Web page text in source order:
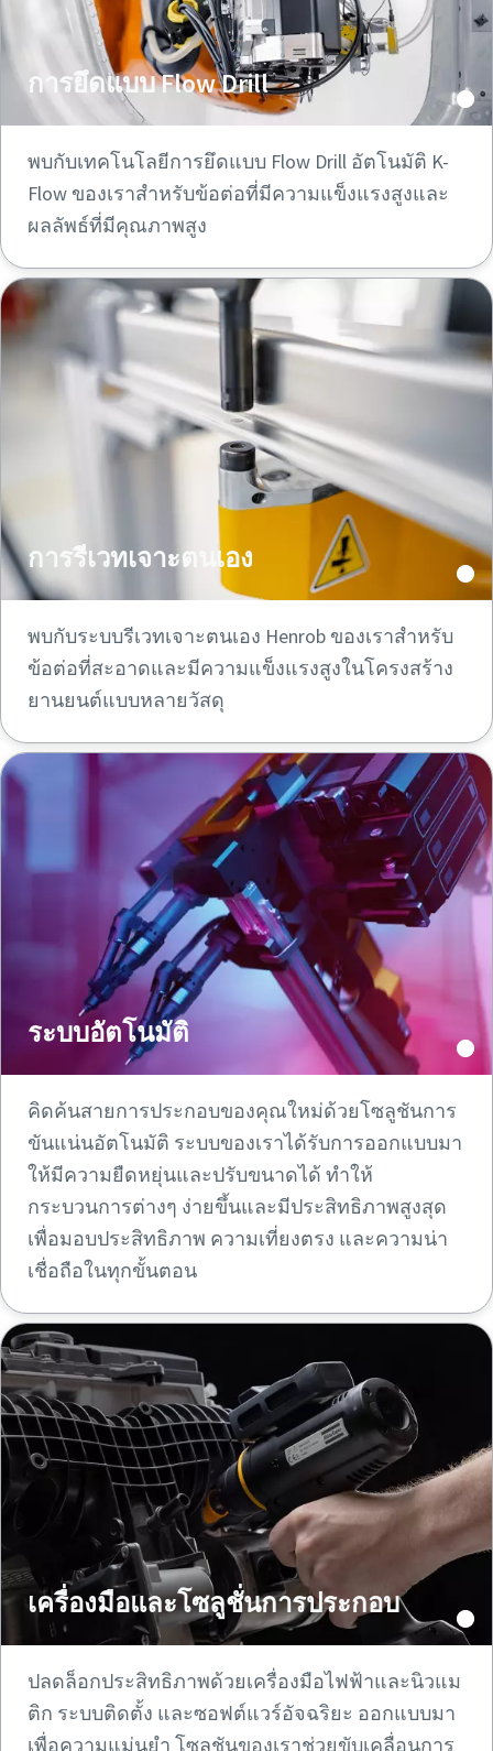
การยึดแบบ Flow Drill
พบกับเทคโนโลยีการยึดแบบ Flow Drill อัตโนมัติ K-
Flow ของเราสําหรับข้อต่อที่มีความแข็งแรงสูงและ
ผลลัพธ์ที่มีคุณภาพสูง
การรีเวทเจาะตนเอง
พบกับระบบรีเวทเจาะตนเอง Henrob ของเราสําหรับ
ข้อต่อที่สะอาดและมีความแข็งแรงสูงในโครงสร้าง
ยานยนต์แบบหลายวัสดุ
ระบบอัตโนมัติ
คิดค้นสายการประกอบของคุณใหม่ด้วยโซลูชันการ
ขันแน่นอัตโนมัติ ระบบของเราได้รับการออกแบบมา
ให้มีความยืดหยุ่นและปรับขนาดได้ ทําให้
กระบวนการต่างๆ ง่ายขึ้นและมีประสิทธิภาพสูงสุด
เพื่อมอบประสิทธิภาพ ความเที่ยงตรง และความน่า
เชื่อถือในทุกขั้นตอน
เครื่องมือและโซลูชั่นการประกอบ
ปลดล็อกประสิทธิภาพด้วยเครื่องมือไฟฟ้าและนิวแม
ติก ระบบติดตั้ง และซอฟต์แวร์อัจฉริยะ ออกแบบมา
เพื่อความแม่นยํา โซลูชันของเราช่วยขับเคลื่อนการ